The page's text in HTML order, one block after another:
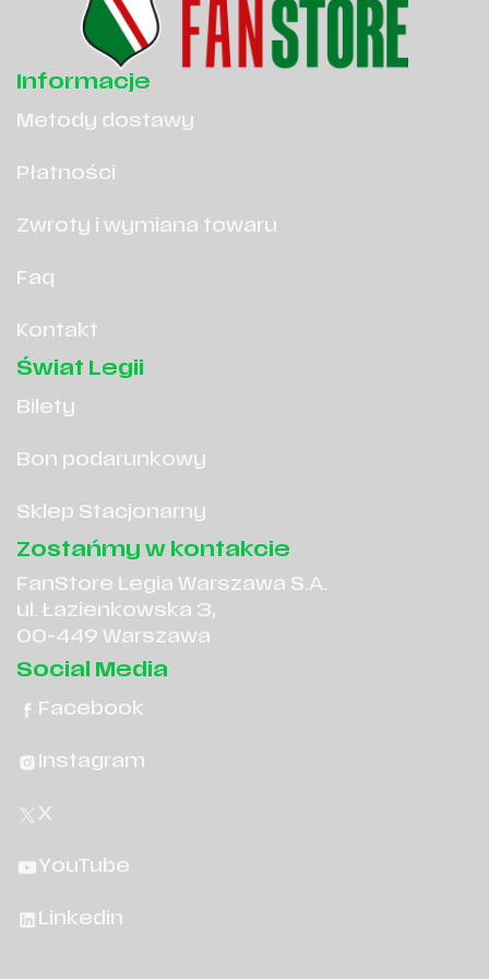
Informacje
Metody dostawy
Płatności
Zwroty i wymiana towaru
Faq
Kontakt
Świat Legii
Bilety
Bon podarunkowy
Sklep Stacjonarny
Zostańmy w kontakcie
FanStore Legia Warszawa S.A.
ul. Łazienkowska 3,
00-449 Warszawa
Social Media
Facebook
Instagram
X
YouTube
Linkedin